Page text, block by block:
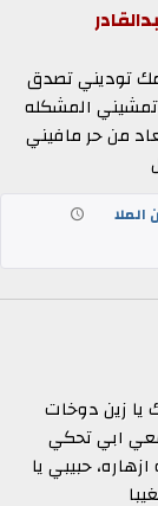
توديني تصدق
المشكله
من حر مافيني
الملا
زين دوخات
ابي تحكي
حبيبي يا